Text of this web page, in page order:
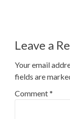
Leave a
Your email
fields are
Comment*